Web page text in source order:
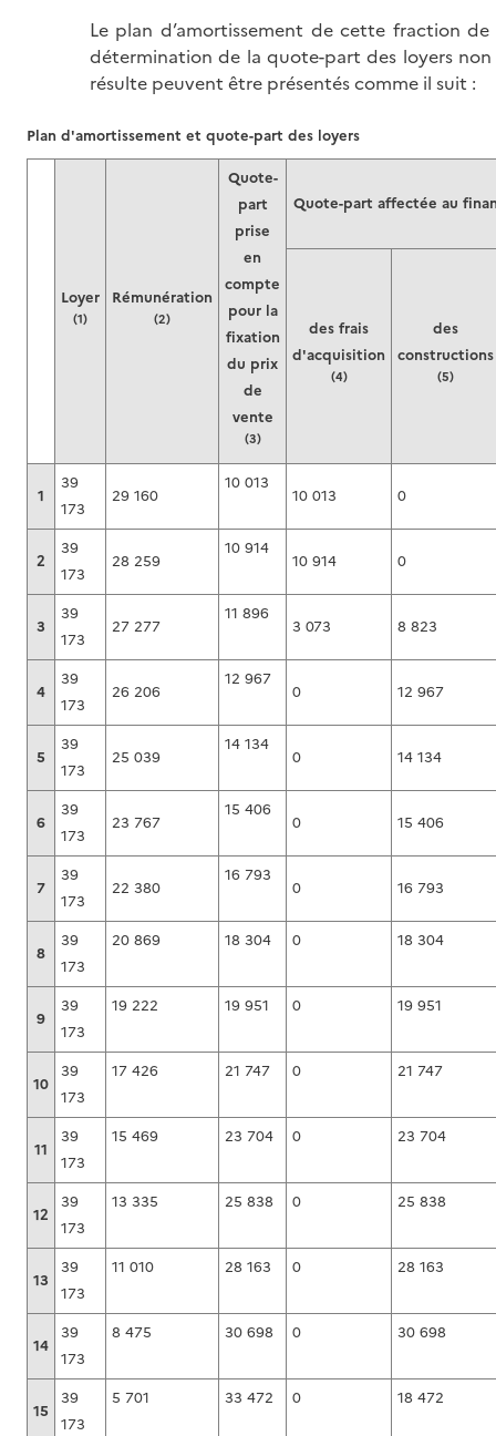
Le plan d’amortissement de cette fraction
détermination de la quote-part des loyers
résulte peuvent être présentés comme il suit :
Loyer
(1)
Rémunération
(2)
Quote-
part
prise
en
compte
pour la
fixation
du prix
de
vente
(3)
Quote-part affectée au
des frais
d'acquisition
(4)
des
constructions
(5)
1
39
173
29 160
10 013
10 013 0
2
39
173
28 259
10 914
10 914 0
3
39
173
27 277
11 896
3 073 8 823
4
39
173
26 206
12 967
0 12 967
5
39
173
25 039
14 134
0 14 134
6
39
173
23 767
15 406
0 15 406
7
39
173
22 380
16 793
0 16 793
8
39
173
20 869 18 304 0 18 304
9
39
173
19 222 19 951 0 19 951
10
39
173
17 426 21 747 0 21 747
11
39
173
15 469 23 704 0 23 704
12
39
173
13 335 25 838 0 25 838
13
39
173
11 010 28 163 0 28 163
14
39
173
8 475 30 698 0 30 698
15
39
173
5 701 33 472 0 18 472
Plan d'amortissement et quote-part des loyers